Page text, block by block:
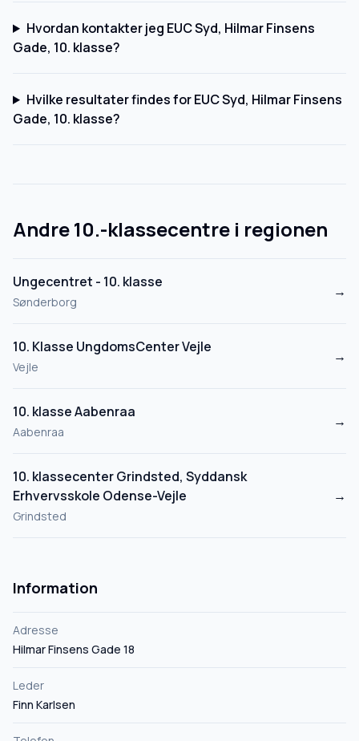
Hvordan kontakter jeg EUC Syd, Hilmar Finsens
Gade, 10. klasse?
Hvilke resultater findes for EUC Syd, Hilmar Finsens
Gade, 10. klasse?
Andre 10.-klassecentre i regionen
Ungecentret - 10. klasse
Sønderborg
→
10. Klasse UngdomsCenter Vejle
Vejle
→
10. klasse Aabenraa
Aabenraa
→
10. klassecenter Grindsted, Syddansk
Erhvervsskole Odense-Vejle
Grindsted
→
Information
Adresse
Hilmar Finsens Gade 18
Leder
Finn Karlsen